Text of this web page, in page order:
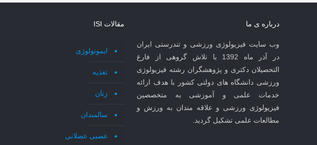
درباره ی ما
وب سایت فیزیولوژی ورزشی و تندرستی ایران
در آذر ماه 1392 با تلاش گروهی از فارغ
التحصیلان دکتری و پژوهشگران رشته فیزیولوژی
ورزشی دانشگاه های دولتی کشور با هدف ارائه
خدمات علمی و آموزشی به متخصصین
فیزیولوژی ورزشی و علاقه مندان به ورزش و
مطالعات علمی تشکیل گردید.
مقالات ISI
ایمونولوژی
تغذیه
زنان
سالمندان
عصبی عضلانی